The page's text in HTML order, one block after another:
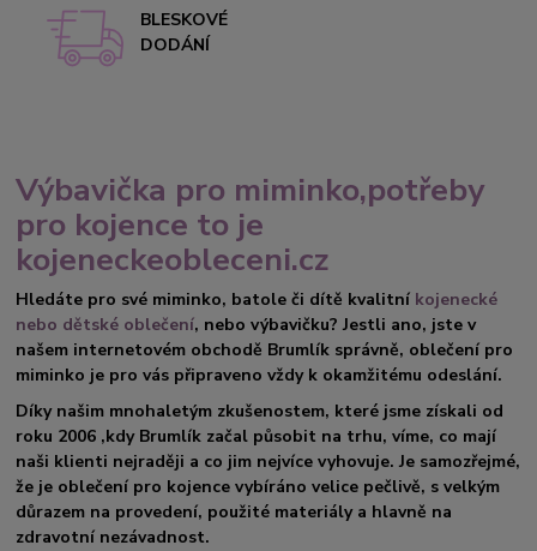
BLESKOVÉ
DODÁNÍ
Výbavička pro miminko,potřeby
pro kojence to je
kojeneckeobleceni.cz
Hledáte pro své miminko, batole či dítě kvalitní kojenecké
nebo dětské oblečení, nebo výbavičku? Jestli ano, jste v
našem internetovém obchodě Brumlík správně, oblečení pro
miminko je pro vás připraveno vždy k okamžitému odeslání.
Díky našim mnohaletým zkušenostem, které jsme získali od
roku 2006 ,kdy Brumlík začal působit na trhu, víme, co mají
naši klienti nejraději a co jim nejvíce vyhovuje. Je samozřejmé,
že je oblečení pro kojence vybíráno velice pečlivě, s velkým
důrazem na provedení, použité materiály a hlavně na
zdravotní nezávadnost.